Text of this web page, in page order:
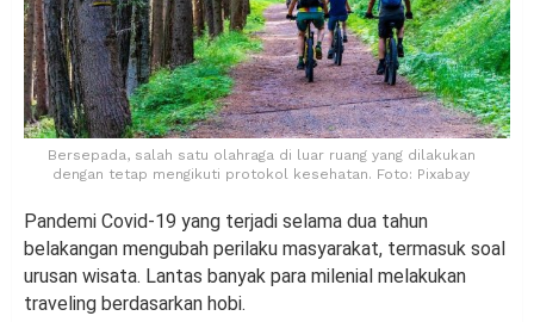
Bersepada, salah satu olahraga di luar ruang yang dilakukan
dengan tetap mengikuti protokol kesehatan. Foto: Pixabay
Pandemi Covid-19 yang terjadi selama dua tahun
belakangan mengubah perilaku masyarakat, termasuk soal
urusan wisata. Lantas banyak para milenial melakukan
traveling berdasarkan hobi.